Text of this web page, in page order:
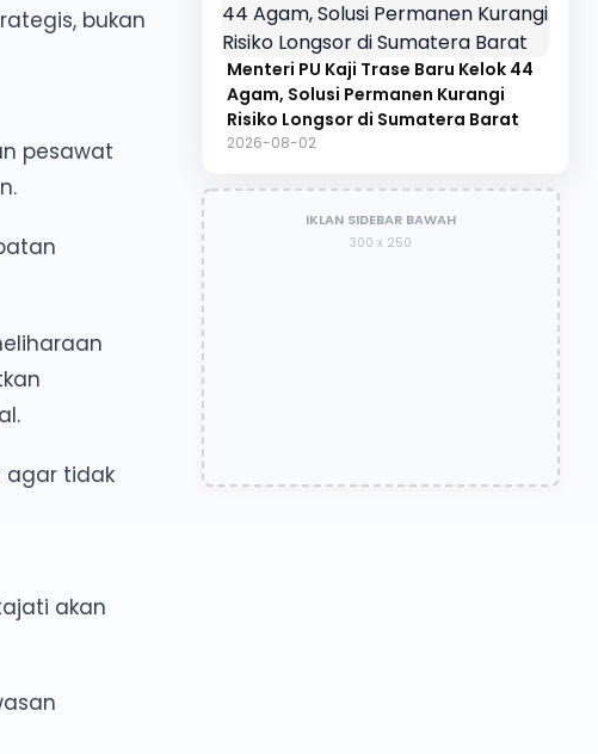
bukan
pesawat
agar tidak
akan
Menteri PU Kaji Trase Baru Kelok 44
Agam, Solusi Permanen Kurangi
Risiko Longsor di Sumatera Barat
2026-08-02
IKLAN SIDEBAR BAWAH
300 x 250